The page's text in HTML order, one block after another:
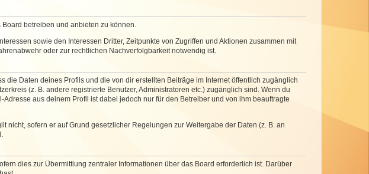
betreiben und anbieten zu können.
sowie den Interessen Dritter, Zeitpunkte von Zugriffen und Aktionen zusammen mit
oder zur rechtlichen Nachverfolgbarkeit notwendig ist.
Daten deines Profils und die von dir erstellten Beiträge im Internet öffentlich zugänglich
(z. B. andere registrierte Benutzer, Administratoren etc.) zugänglich sind. Wenn du
aus deinem Profil ist dabei jedoch nur für den Betreiber und von ihm beauftragte
sofern er auf Grund gesetzlicher Regelungen zur Weitergabe der Daten (z. B. an
dies zur Übermittlung zentraler Informationen über das Board erforderlich ist. Darüber